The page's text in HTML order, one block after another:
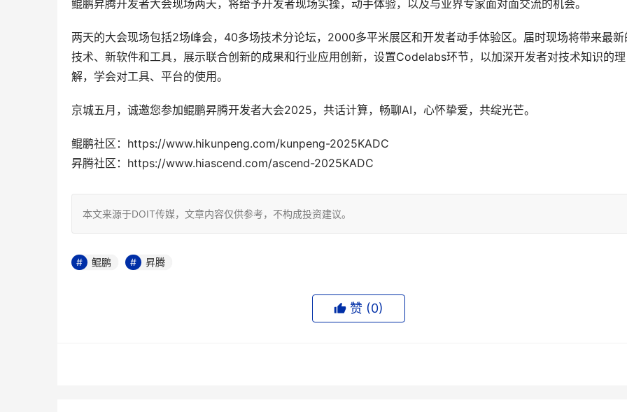
鲲鹏昇腾开发者大会现场两天，将给予开发者现场实操，动手体验，以及与业界专家面对面交流的机会。
两天的大会现场包括2场峰会，40多场技术分论坛，2000多平米展区和开发者动手体验区。届时现场将带来最新
技术、新软件和工具，展示联合创新的成果和行业应用创新，设置Codelabs环节，以加深开发者对技术知识的理
解，学会对工具、平台的使用。
京城五月，诚邀您参加鲲鹏昇腾开发者大会2025，共话计算，畅聊AI，心怀挚爱，共绽光芒。
鲲鹏社区：https://www.hikunpeng.com/kunpeng-2025KADC
昇腾社区：https://www.hiascend.com/ascend-2025KADC
本文来源于DOIT传媒，文章内容仅供参考，不构成投资建议。
鲲鹏 昇腾
赞 (0)